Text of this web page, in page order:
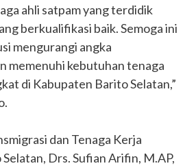
ahli satpam yang terdidik
berkualifikasi baik. Semoga ini
mengurangi angka
memenuhi kebutuhan tenaga
di Kabupaten Barito Selatan,”
dan Tenaga Kerja
Drs. Sufian Arifin, M.AP,